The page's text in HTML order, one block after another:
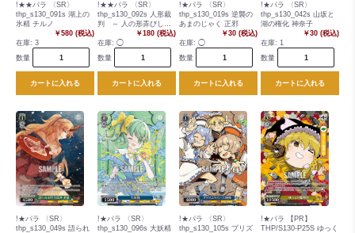
!★★パラ 〈SR〉
thp_s130_091s 湖上の
氷精 チルノ
￥580 (税込)
在庫: 3
数量
カートに入れる
!★★パラ 〈SR〉
thp_s130_092s 人形裁
判 ～ 人の形弄びし少
￥180 (税込)
在庫: ◯
数量
カートに入れる
!★パラ 〈SR〉
thp_s130_019s 逆襲の
あまのじゃく 正邪
￥30 (税込)
在庫: ◯
数量
カートに入れる
!★パラ 〈SR〉
thp_s130_042s 山坂と
湖の権化 神奈子
￥30 (税込)
在庫: 1
数量
カートに入れる
!★パラ 〈SR〉
thp_s130_049s 語られ
!★パラ 〈SR〉
thp_s130_096s 大妖精
!★パラ 〈SR〉
thp_s130_105s プリズ
!★パラ 【PR】
THP/S130-P25S ゆっく